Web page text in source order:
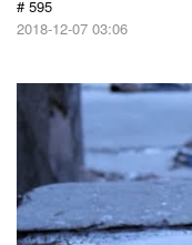
# 595
2018-12-07 03:06